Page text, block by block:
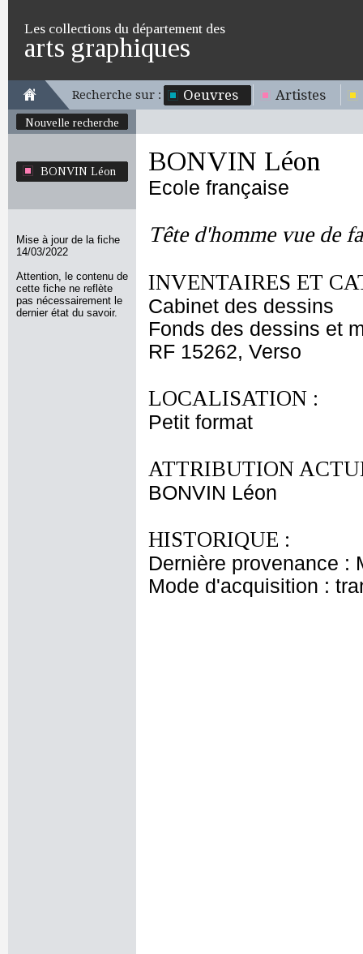
Les collections du département des
arts graphiques
Recherche sur : Oeuvres Artistes
Nouvelle recherche
BONVIN Léon
Mise à jour de la fiche
14/03/2022
Attention, le contenu de
cette fiche ne reflète
pas nécessairement le
dernier état du savoir.
BONVIN Léon
Ecole française
Tête d'homme vue de
INVENTAIRES ET
Cabinet des dessins
Fonds des dessins et
RF 15262, Verso
LOCALISATION :
Petit format
ATTRIBUTION
BONVIN Léon
HISTORIQUE :
Dernière provenance :
Mode d'acquisition :